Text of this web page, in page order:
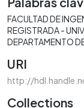
FACULTAD DE
REGISTRADA -
DEPARTAMENTO
URI
http://
Collections